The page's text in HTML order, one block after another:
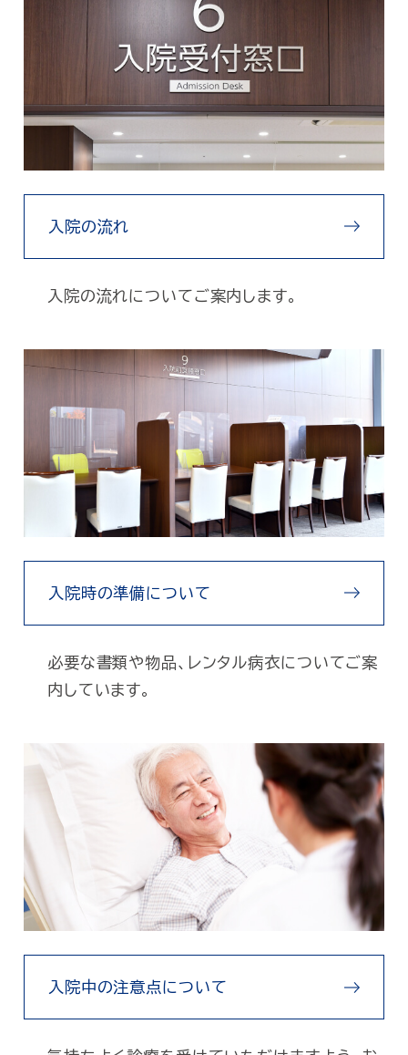
入院の流れ
入院の流れについてご案内します。
入院時の準備について
必要な書類や物品、レンタル病衣についてご案
内しています。
入院中の注意点について